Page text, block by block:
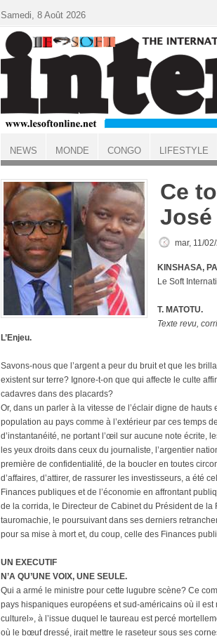
ACCUEIL
Ce
José
mar, 11/
KINSHASA,
Le Soft
T. MATOTU.
Texte revu,
L’Enjeu.
Savons-nous que l’argent a peur du bruit et que les
existent sur terre? Ignore-t-on que qui affecte le culte
cadavres dans des placards?
Or, dans un parler à la vitesse de l’éclair digne de
population au pays comme à l’extérieur par ces temps
d’instantanéité, ne portant l’œil sur aucune note écrite,
les yeux droits dans ceux du journaliste, l’argentier
première de confidentialité, de la boucler en toutes
d’affaires, d’attirer, de rassurer les investisseurs, a été
Finances publiques et de l’économie en affrontant
de la corrida, le Directeur de Cabinet du Président de
tauromachie, le poursuivant dans ses derniers
pour sa mise à mort et, du coup, celle des Finances
UN EXECUTIF
N’A QU’UNE VOIX, UNE SEULE.
Qui a armé le ministre pour cette lugubre scène? Ce
pays hispaniques européens et sud-américains où il est
culturel», à l’issue duquel le taureau est percé
où le bœuf dressé, irait mettre le raseteur sous ses
Samedi, 8 Août 2026
NEWS MONDE CONGO LIFESTYLE